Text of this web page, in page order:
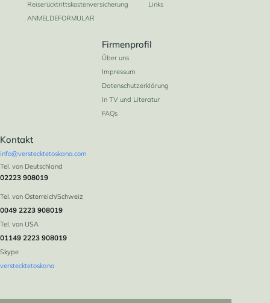
Reiserücktrittskostenversicherung
ANMELDEFORMULAR
Links
Firmenprofil
Über uns
Impressum
Datenschutzerklärung
In TV und Literatur
FAQs
Kontakt
info@verstecktetoskana.com
Tel. von Deutschland
02223 908019
Tel. von Österreich/Schweiz
0049 2223 908019
Tel. von USA
01149 2223 908019
Skype
verstecktetoskana